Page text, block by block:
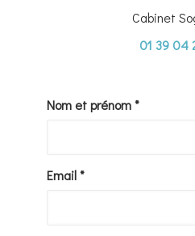
Cabinet
01 39 04
Nom et prénom *
Email *